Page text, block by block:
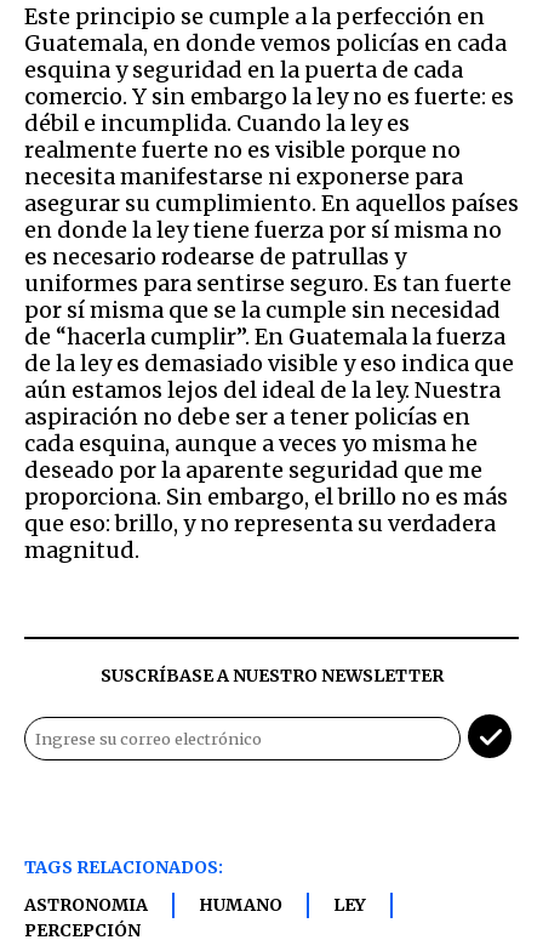
Este principio se cumple a la perfección en
Guatemala, en donde vemos policías en cada
esquina y seguridad en la puerta de cada
comercio. Y sin embargo la ley no es fuerte: es
débil e incumplida. Cuando la ley es
realmente fuerte no es visible porque no
necesita manifestarse ni exponerse para
asegurar su cumplimiento. En aquellos países
en donde la ley tiene fuerza por sí misma no
es necesario rodearse de patrullas y
uniformes para sentirse seguro. Es tan fuerte
por sí misma que se la cumple sin necesidad
de “hacerla cumplir”. En Guatemala la fuerza
de la ley es demasiado visible y eso indica que
aún estamos lejos del ideal de la ley. Nuestra
aspiración no debe ser a tener policías en
cada esquina, aunque a veces yo misma he
deseado por la aparente seguridad que me
proporciona. Sin embargo, el brillo no es más
que eso: brillo, y no representa su verdadera
magnitud.
SUSCRÍBASE A NUESTRO NEWSLETTER
TAGS RELACIONADOS:
ASTRONOMIA
HUMANO
LEY
PERCEPCIÓN